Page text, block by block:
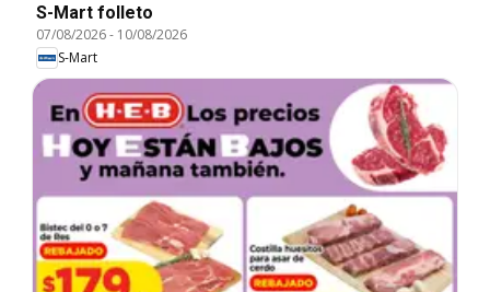
S-Mart folleto
07/08/2026- 10/08/2026
S-Mart